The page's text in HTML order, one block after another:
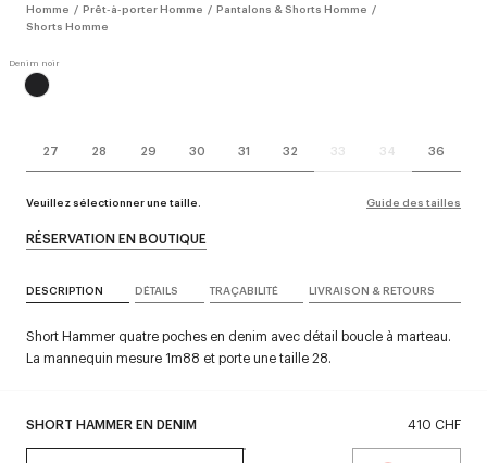
Homme / Prêt-à-porter Homme / Pantalons & Shorts Homme /
Shorts Homme
27 28 29 30 31 32 33 34 36
Veuillez sélectionner une taille. Guide des tailles
SHORT HAMMER EN DENIM 410 CHF
RÉSERVATION EN BOUTIQUE
DESCRIPTION DÉTAILS TRAÇABILITÉ LIVRAISON & RETOURS
Short Hammer quatre poches en denim avec détail boucle à marteau.
La mannequin mesure 1m88 et porte une taille 28.